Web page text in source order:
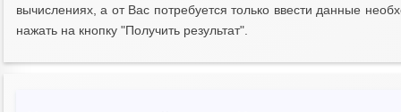
вычислениях, а от Вас потребуется только ввести данные
нажать на кнопку "Получить результат".